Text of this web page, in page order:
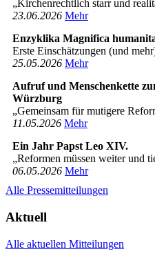
„Kirchenrechtlich starr und
23­.06.2026 Mehr
Enzyklika Magnifica
Erste Einschätzungen (und
25­.05.2026 Mehr
Aufruf und Menschenkette
Würzburg
„Gemeinsam für mutigere
11­.05.2026 Mehr
Ein Jahr Papst Leo XIV.
„Reformen müssen weiter und
06­.05.2026 Mehr
Alle Pressemitteilungen
Aktuell
Alle aktuellen Mitteilungen